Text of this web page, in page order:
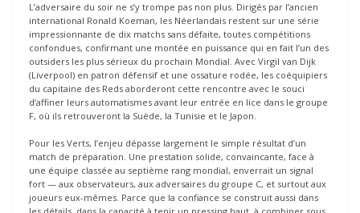
L’adversaire du soir ne s’y trompe pas non plus. Dirigés par l’ancien
international Ronald Koeman, les Néerlandais restent sur une série
impressionnante de dix matchs sans défaite, toutes compétitions
confondues, confirmant une montée en puissance qui en fait l’un des
outsiders les plus sérieux du prochain Mondial. Avec Virgil van Dijk
(Liverpool) en patron défensif et une ossature rodée, les coéquipiers
du capitaine des Reds aborderont cette rencontre avec le souci
d’affiner leurs automatismes avant leur entrée en lice dans le groupe
F, où ils retrouveront la Suède, la Tunisie et le Japon.
Pour les Verts, l’enjeu dépasse largement le simple résultat d’un
match de préparation. Une prestation solide, convaincante, face à
une équipe classée au septième rang mondial, enverrait un signal
fort — aux observateurs, aux adversaires du groupe C, et surtout aux
joueurs eux-mêmes. Parce que la confiance se construit aussi dans